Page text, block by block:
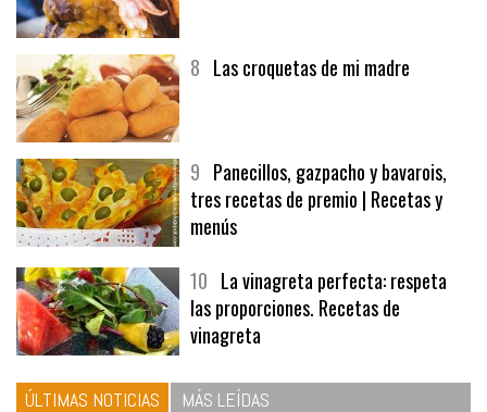
8 Las croquetas de mi madre
9 Panecillos, gazpacho y bavarois,
tres recetas de premio | Recetas y
menús
10 La vinagreta perfecta: respeta
las proporciones. Recetas de
vinagreta
ÚLTIMAS NOTICIAS MÁS LEÍDAS